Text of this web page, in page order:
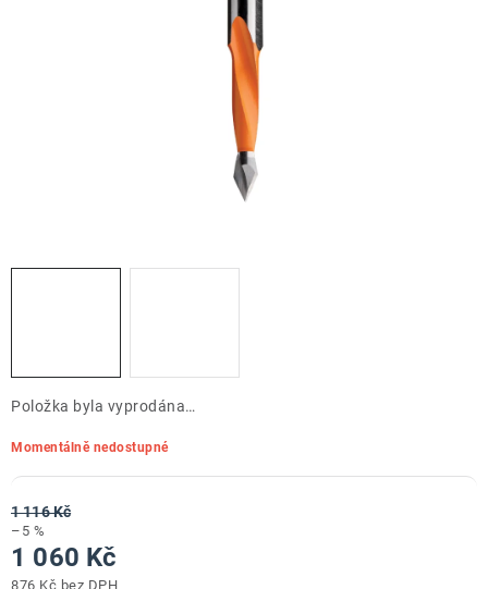
Obchodní podmínky
Podmínky ochrany osobních údajů
Položka byla vyprodána…
Momentálně nedostupné
1 116 Kč
–5 %
1 060 Kč
876 Kč bez DPH